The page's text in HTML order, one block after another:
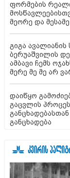
ფორმების
მეორე და მესამე
გიგა ავალიანის
ბერუაშვილის
ამბავი ჩემს
მერე მე მე არ
დაიწყო
გაცვლის
განცხადება